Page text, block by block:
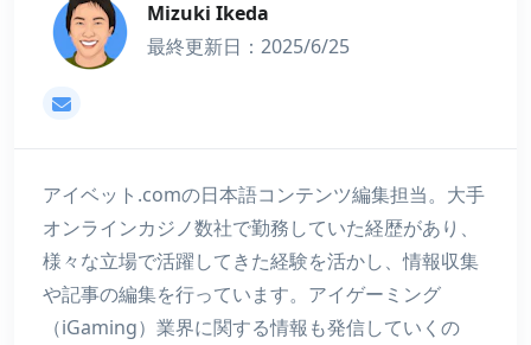
Mizuki Ikeda
最終更新日：2025/6/25
アイベット.comの日本語コンテンツ編集担当。大手
オンラインカジノ数社で勤務していた経歴があり、
様々な立場で活躍してきた経験を活かし、情報収集
や記事の編集を行っています。アイゲーミング
（iGaming）業界に関する情報も発信していくの